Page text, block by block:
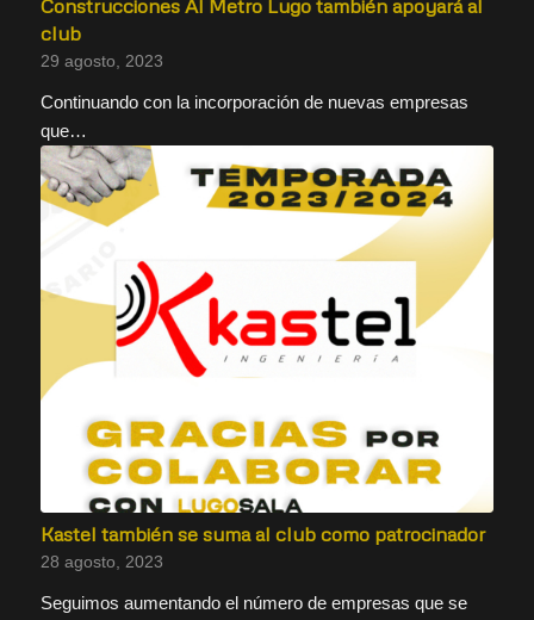
Construcciones Al Metro Lugo también apoyará al
club
29 agosto, 2023
Continuando con la incorporación de nuevas empresas
que…
Kastel también se suma al club como patrocinador
28 agosto, 2023
Seguimos aumentando el número de empresas que se